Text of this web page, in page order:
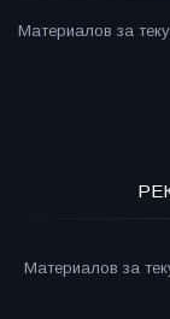
Материалов за
Материалов за